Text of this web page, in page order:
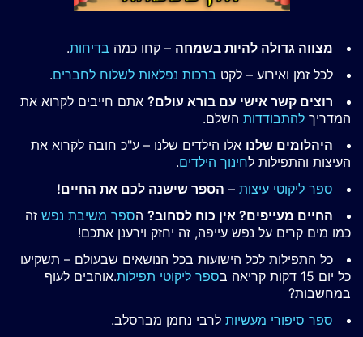
מצווה גדולה להיות בשמחה – קחו כמה בדיחות.
לכל זמן ואירוע – לקט ברכות נפלאות לשלוח לחברים.
רוצים קשר אישי עם בורא עולם? אתם חייבים לקרוא את
המדריך להתבודדות השלם.
היהלומים שלנו אלו הילדים שלנו – ע"כ חובה לקרוא את
העיצות והתפילות לחינוך הילדים.
ספר ליקוטי עיצות – הספר שישנה לכם את החיים!
החיים מעייפים? אין כוח לסחוב? הספר משיבת נפש זה
כמו מים קרים על נפש עייפה, זה יחזק וירענן אתכם!
כל התפילות לכל הישועות בכל הנושאים שבעולם – תשקיעו
כל יום 15 דקות קריאה ב
ספר ליקוטי תפילות.אוהבים לעוף
במחשבות?
ספר סיפורי מעשיות לרבי נחמן מברסלב.